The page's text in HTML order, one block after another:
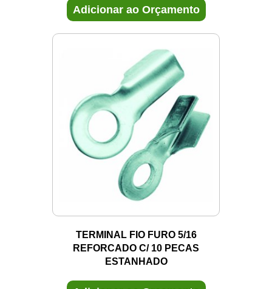
Adicionar ao Orçamento
TERMINAL FIO FURO 5/16
REFORCADO C/ 10 PECAS
ESTANHADO